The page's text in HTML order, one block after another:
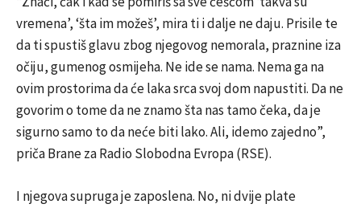
vremena’, ‘šta im možeš’, mira ti i dalje ne daju. Prisile te
da ti spustiš glavu zbog njegovog nemorala, praznine iza
očiju, gumenog osmijeha. Ne ide se nama. Nema ga na
ovim prostorima da će laka srca svoj dom napustiti. Da ne
govorim o tome da ne znamo šta nas tamo čeka, da je
sigurno samo to da neće biti lako. Ali, idemo zajedno”,
priča Brane za Radio Slobodna Evropa (RSE).
I njegova supruga je zaposlena. No, ni dvije plate